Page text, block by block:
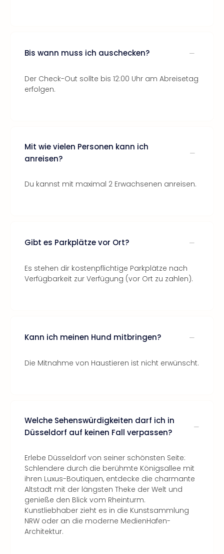
Bis wann muss ich auschecken?
Der Check-Out sollte bis 12:00 Uhr am Abreisetag
erfolgen.
Mit wie vielen Personen kann ich
anreisen?
Du kannst mit maximal 2 Erwachsenen anreisen.
Gibt es Parkplätze vor Ort?
Es stehen dir kostenpflichtige Parkplätze nach
Verfügbarkeit zur Verfügung (vor Ort zu zahlen).
Kann ich meinen Hund mitbringen?
Die Mitnahme von Haustieren ist nicht erwünscht.
Welche Sehenswürdigkeiten darf ich in
Düsseldorf auf keinen Fall verpassen?
Erlebe Düsseldorf von seiner schönsten Seite:
Schlendere durch die berühmte Königsallee mit
ihren Luxus-Boutiquen, entdecke die charmante
Altstadt mit der längsten Theke der Welt und
genieße den Blick vom Rheinturm.
Kunstliebhaber zieht es in die Kunstsammlung
NRW oder an die moderne MedienHafen-
Architektur.